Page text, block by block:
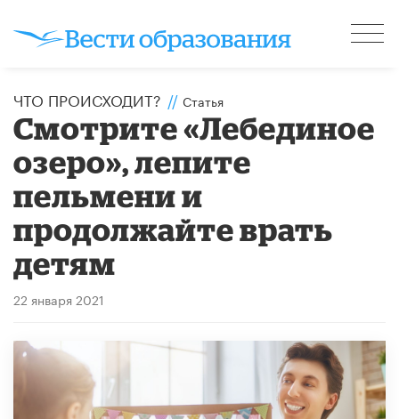
ЧТО ПРОИСХОДИТ? // Статья
Смотрите «Лебединое
озеро», лепите
пельмени и
продолжайте врать
детям
22 января 2021